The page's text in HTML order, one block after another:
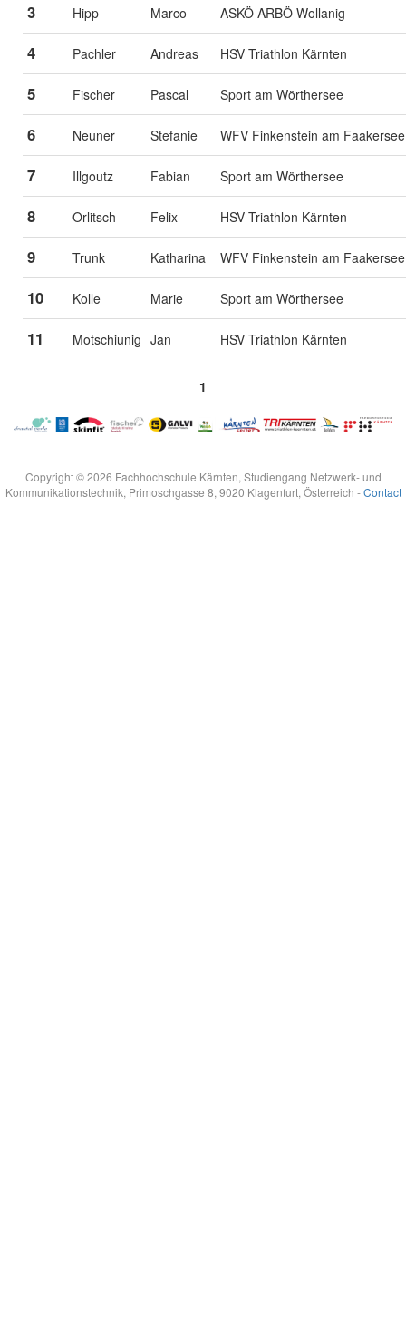
3 Hipp Marco ASKÖ ARBÖ Wollanig
4 Pachler Andreas HSV Triathlon Kärnten
5 Fischer Pascal Sport am Wörthersee
6 Neuner Stefanie WFV Finkenstein am Faakersee
7 Illgoutz Fabian Sport am Wörthersee
8 Orlitsch Felix HSV Triathlon Kärnten
9 Trunk Katharina WFV Finkenstein am Faakersee
10 Kolle Marie Sport am Wörthersee
11 Motschiunig Jan HSV Triathlon Kärnten
1
Copyright © 2026 Fachhochschule Kärnten, Studiengang Netzwerk- und
Kommunikationstechnik, Primoschgasse 8, 9020 Klagenfurt, Österreich -Contact